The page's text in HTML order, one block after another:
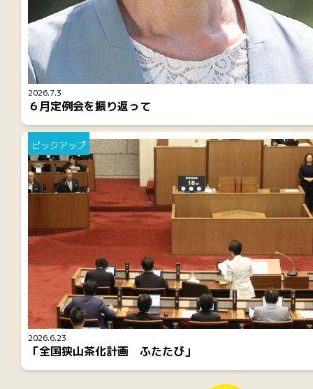
2026.7.3
６月定例会を振り返って
2026.6.23
ピックアップ
「全国狭山茶化計画 ふたたび」